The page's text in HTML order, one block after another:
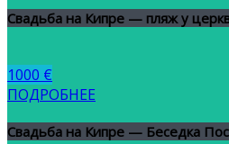
Свадьба на Кипре — пляж у
1000 €
ПОДРОБНЕЕ
Свадьба на Кипре — Беседка